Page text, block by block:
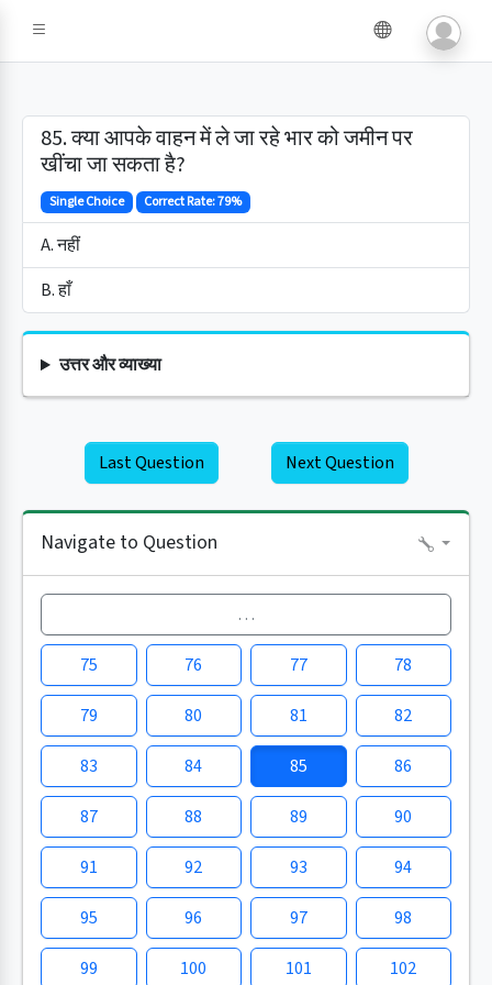
85. क्या आपके वाहन में ले जा रहे भार को जमीन पर
खींचा जा सकता है?
Single Choice Correct Rate: 79%
A. नहीं
B. हाँ
उत्तर और व्याख्या
Last Question Next Question
Navigate to Question
…
75 76 77 78
79 80 81 82
83 84 85 86
87 88 89 90
91 92 93 94
95 96 97 98
99 100 101 102